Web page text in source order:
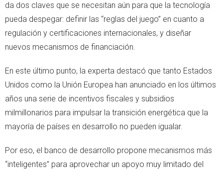
da dos claves que se necesitan aún para que la tecnología
pueda despegar: definir las “reglas del juego” en cuanto a
regulación y certificaciones internacionales, y diseñar
nuevos mecanismos de financiación.
En este último punto, la experta destacó que tanto Estados
Unidos como la Unión Europea han anunciado en los últimos
años una serie de incentivos fiscales y subsidios
milmillonarios para impulsar la transición energética que la
mayoría de países en desarrollo no pueden igualar.
Por eso, el banco de desarrollo propone mecanismos más
“inteligentes” para aprovechar un apoyo muy limitado del